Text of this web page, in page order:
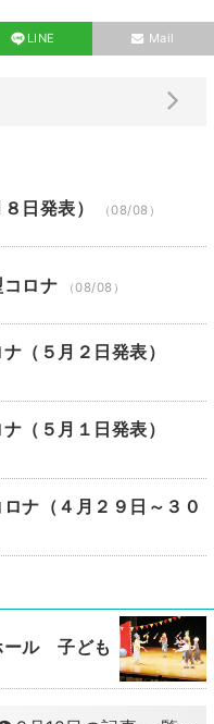
LINE Mail
日発表） （08/08）
ロナ （08/08）
（５月２日発表）
（５月１日発表）
ナ（４月２９日～３０
ール 子ども